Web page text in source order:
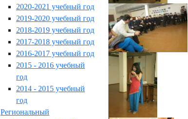
2020-2021 учебный год
2019-2020 учебный год
2018-2019 учебный год
2017-2018 учебный год
2016-2017 учебный год
2015 - 2016 учебный
год
2014 - 2015 учебный
год
Региональный